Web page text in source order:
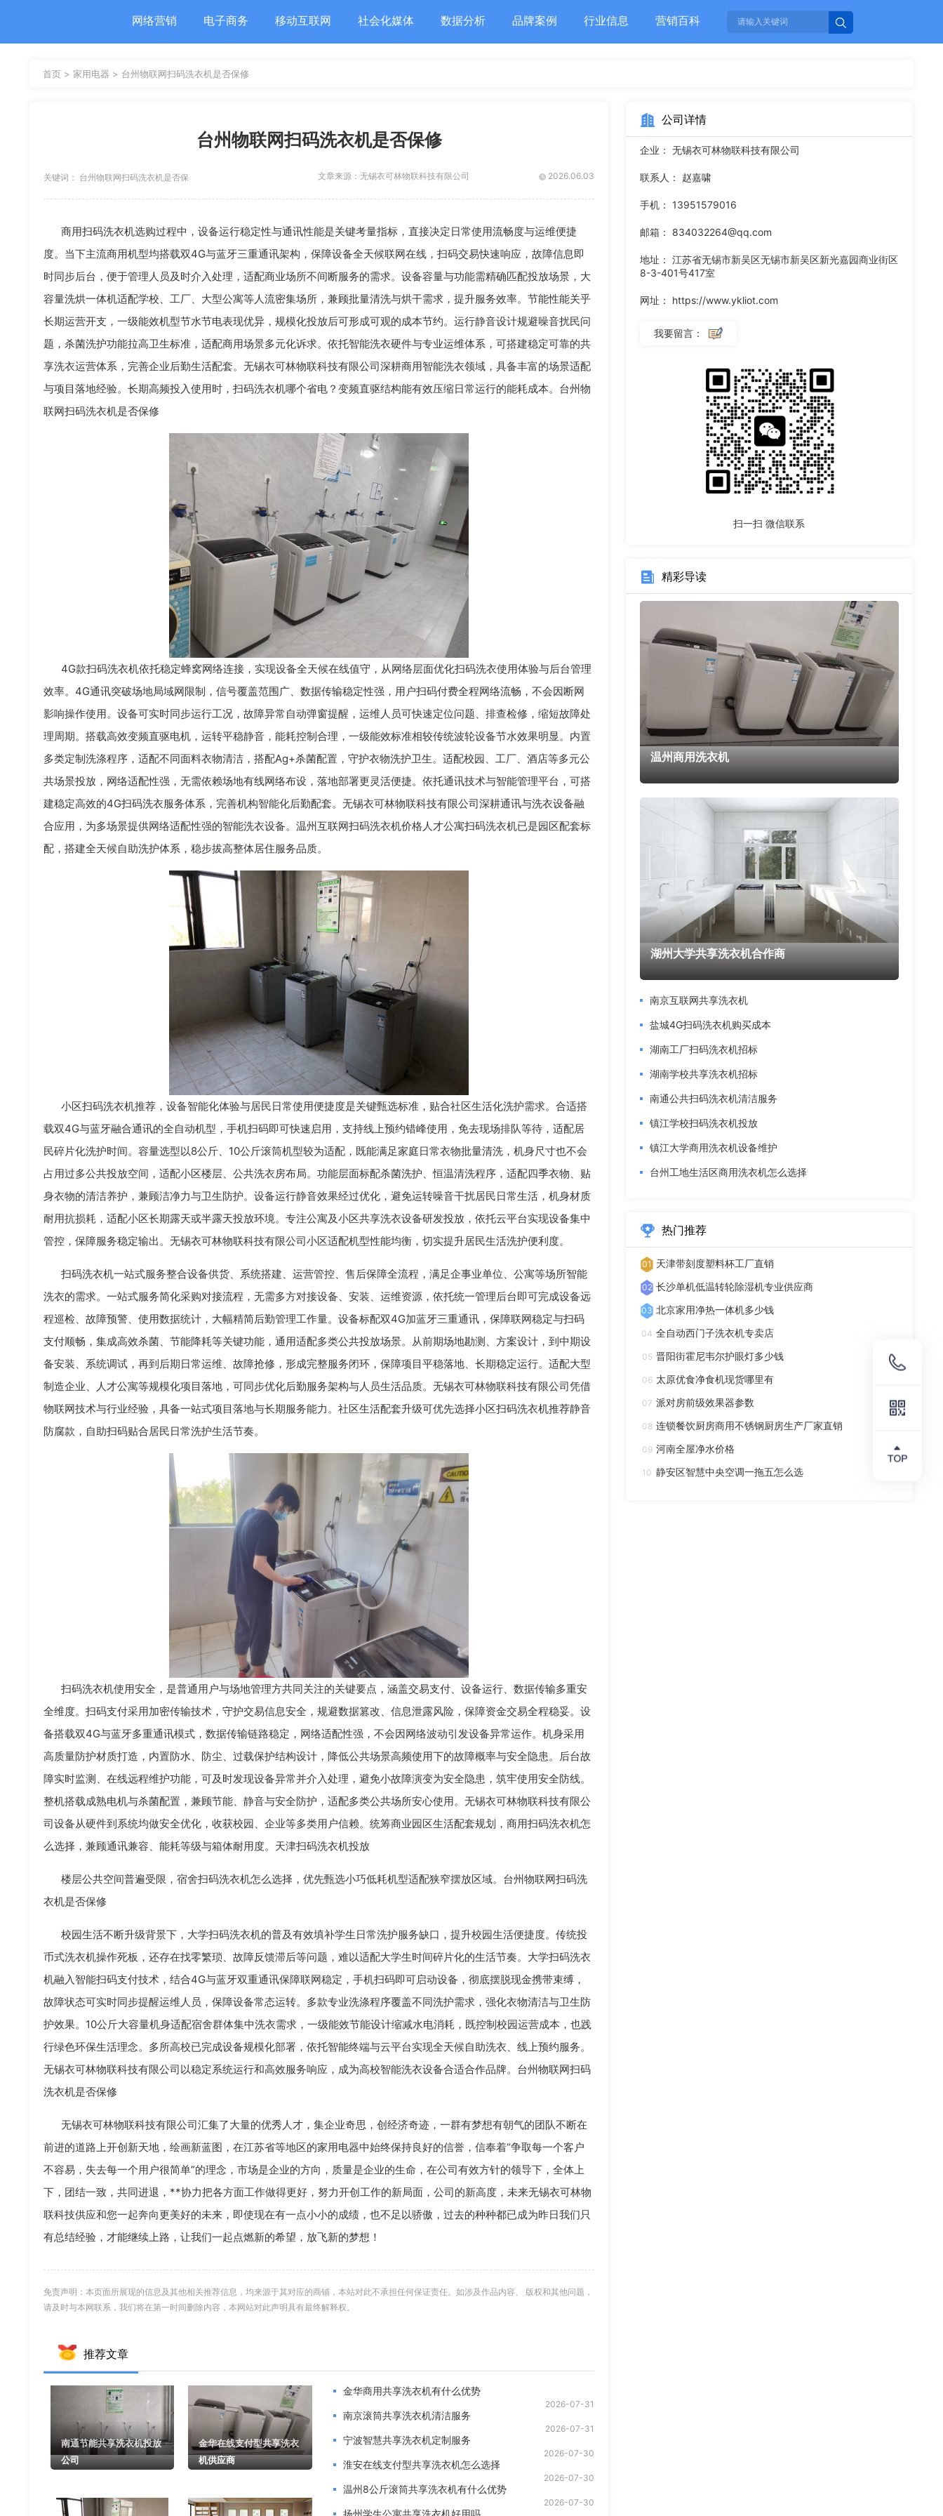
网络营销 电子商务 移动互联网 社会化媒体 数据分析 品牌案例 行业信息 营销百科
首页 > 家用电器 > 台州物联网扫码洗衣机是否保修
台州物联网扫码洗衣机是否保修
关键词： 台州物联网扫码洗衣机是否保
2026.06.03
文章来源：无锡衣可林物联科技有限公司
商用扫码洗衣机选购过程中，设备运行稳定性与通讯性能是关键考量指标，直接决定日常使用流畅度与运维便捷
度。当下主流商用机型均搭载双4G与蓝牙三重通讯架构，保障设备全天候联网在线，扫码交易快速响应，故障信息即
时同步后台，便于管理人员及时介入处理，适配商业场所不间断服务的需求。设备容量与功能需精确匹配投放场景，大
容量洗烘一体机适配学校、工厂、大型公寓等人流密集场所，兼顾批量清洗与烘干需求，提升服务效率。节能性能关乎
长期运营开支，一级能效机型节水节电表现优异，规模化投放后可形成可观的成本节约。运行静音设计规避噪音扰民问
题，杀菌洗护功能拉高卫生标准，适配商用场景多元化诉求。依托智能洗衣硬件与专业运维体系，可搭建稳定可靠的共
享洗衣运营体系，完善企业后勤生活配套。无锡衣可林物联科技有限公司深耕商用智能洗衣领域，具备丰富的场景适配
与项目落地经验。长期高频投入使用时，扫码洗衣机哪个省电？变频直驱结构能有效压缩日常运行的能耗成本。台州物
联网扫码洗衣机是否保修
4G款扫码洗衣机依托稳定蜂窝网络连接，实现设备全天候在线值守，从网络层面优化扫码洗衣使用体验与后台管理
效率。4G通讯突破场地局域网限制，信号覆盖范围广、数据传输稳定性强，用户扫码付费全程网络流畅，不会因断网
影响操作使用。设备可实时同步运行工况，故障异常自动弹窗提醒，运维人员可快速定位问题、排查检修，缩短故障处
理周期。搭载高效变频直驱电机，运转平稳静音，能耗控制合理，一级能效标准相较传统波轮设备节水效果明显。内置
多类定制洗涤程序，适配不同面料衣物清洁，搭配Ag+杀菌配置，守护衣物洗护卫生。适配校园、工厂、酒店等多元公
共场景投放，网络适配性强，无需依赖场地有线网络布设，落地部署更灵活便捷。依托通讯技术与智能管理平台，可搭
建稳定高效的4G扫码洗衣服务体系，完善机构智能化后勤配套。无锡衣可林物联科技有限公司深耕通讯与洗衣设备融
合应用，为多场景提供网络适配性强的智能洗衣设备。温州互联网扫码洗衣机价格人才公寓扫码洗衣机已是园区配套标
配，搭建全天候自助洗护体系，稳步拔高整体居住服务品质。
小区扫码洗衣机推荐，设备智能化体验与居民日常使用便捷度是关键甄选标准，贴合社区生活化洗护需求。合适搭
载双4G与蓝牙融合通讯的全自动机型，手机扫码即可快速启用，支持线上预约错峰使用，免去现场排队等待，适配居
民碎片化洗护时间。容量选型以8公斤、10公斤滚筒机型较为适配，既能满足家庭日常衣物批量清洗，机身尺寸也不会
占用过多公共投放空间，适配小区楼层、公共洗衣房布局。功能层面标配杀菌洗护、恒温清洗程序，适配四季衣物、贴
身衣物的清洁养护，兼顾洁净力与卫生防护。设备运行静音效果经过优化，避免运转噪音干扰居民日常生活，机身材质
耐用抗损耗，适配小区长期露天或半露天投放环境。专注公寓及小区共享洗衣设备研发投放，依托云平台实现设备集中
管控，保障服务稳定输出。无锡衣可林物联科技有限公司小区适配机型性能均衡，切实提升居民生活洗护便利度。
扫码洗衣机一站式服务整合设备供货、系统搭建、运营管控、售后保障全流程，满足企事业单位、公寓等场所智能
洗衣的需求。一站式服务简化采购对接流程，无需多方对接设备、安装、运维资源，依托统一管理后台即可完成设备远
程巡检、故障预警、使用数据统计，大幅精简后勤管理工作量。设备标配双4G加蓝牙三重通讯，保障联网稳定与扫码
支付顺畅，集成高效杀菌、节能降耗等关键功能，通用适配多类公共投放场景。从前期场地勘测、方案设计，到中期设
备安装、系统调试，再到后期日常运维、故障抢修，形成完整服务闭环，保障项目平稳落地、长期稳定运行。适配大型
制造企业、人才公寓等规模化项目落地，可同步优化后勤服务架构与人员生活品质。无锡衣可林物联科技有限公司凭借
物联网技术与行业经验，具备一站式项目落地与长期服务能力。社区生活配套升级可优先选择小区扫码洗衣机推荐静音
防腐款，自助扫码贴合居民日常洗护生活节奏。
扫码洗衣机使用安全，是普通用户与场地管理方共同关注的关键要点，涵盖交易支付、设备运行、数据传输多重安
全维度。扫码支付采用加密传输技术，守护交易信息安全，规避数据篡改、信息泄露风险，保障资金交易全程稳妥。设
备搭载双4G与蓝牙多重通讯模式，数据传输链路稳定，网络适配性强，不会因网络波动引发设备异常运作。机身采用
高质量防护材质打造，内置防水、防尘、过载保护结构设计，降低公共场景高频使用下的故障概率与安全隐患。后台故
障实时监测、在线远程维护功能，可及时发现设备异常并介入处理，避免小故障演变为安全隐患，筑牢使用安全防线。
整机搭载成熟电机与杀菌配置，兼顾节能、静音与安全防护，适配多类公共场所安心使用。无锡衣可林物联科技有限公
司设备从硬件到系统均做安全优化，收获校园、企业等多类用户信赖。统筹商业园区生活配套规划，商用扫码洗衣机怎
么选择，兼顾通讯兼容、能耗等级与箱体耐用度。天津扫码洗衣机投放
楼层公共空间普遍受限，宿舍扫码洗衣机怎么选择，优先甄选小巧低耗机型适配狭窄摆放区域。台州物联网扫码洗
衣机是否保修
校园生活不断升级背景下，大学扫码洗衣机的普及有效填补学生日常洗护服务缺口，提升校园生活便捷度。传统投
币式洗衣机操作死板，还存在找零繁琐、故障反馈滞后等问题，难以适配大学生时间碎片化的生活节奏。大学扫码洗衣
机融入智能扫码支付技术，结合4G与蓝牙双重通讯保障联网稳定，手机扫码即可启动设备，彻底摆脱现金携带束缚，
故障状态可实时同步提醒运维人员，保障设备常态运转。多款专业洗涤程序覆盖不同洗护需求，强化衣物清洁与卫生防
护效果。10公斤大容量机身适配宿舍群体集中洗衣需求，一级能效节能设计缩减水电消耗，既控制校园运营成本，也践
行绿色环保生活理念。多所高校已完成设备规模化部署，依托智能终端与云平台实现全天候自助洗衣、线上预约服务。
无锡衣可林物联科技有限公司以稳定系统运行和高效服务响应，成为高校智能洗衣设备合适合作品牌。台州物联网扫码
洗衣机是否保修
无锡衣可林物联科技有限公司汇集了大量的优秀人才，集企业奇思，创经济奇迹，一群有梦想有朝气的团队不断在
前进的道路上开创新天地，绘画新蓝图，在江苏省等地区的家用电器中始终保持良好的信誉，信奉着“争取每一个客户
不容易，失去每一个用户很简单”的理念，市场是企业的方向，质量是企业的生命，在公司有效方针的领导下，全体上
下，团结一致，共同进退，**协力把各方面工作做得更好，努力开创工作的新局面，公司的新高度，未来无锡衣可林物
联科技供应和您一起奔向更美好的未来，即使现在有一点小小的成绩，也不足以骄傲，过去的种种都已成为昨日我们只
有总结经验，才能继续上路，让我们一起点燃新的希望，放飞新的梦想！
免责声明：本页面所展现的信息及其他相关推荐信息，均来源于其对应的商铺，本站对此不承担任何保证责任。如涉及作品内容、 版权和其他问题，
请及时与本网联系，我们将在第一时间删除内容，本网站对此声明具有最终解释权。
推荐文章
南通节能共享洗衣机投放
公司
金华在线支付型共享洗衣
机供应商
金华商用共享洗衣机有什么优势
2026-07-31
南京滚筒共享洗衣机清洁服务
2026-07-31
宁波智慧共享洗衣机定制服务
2026-07-30
淮安在线支付型共享洗衣机怎么选择
2026-07-30
温州8公斤滚筒共享洗衣机有什么优势
2026-07-30
扬州学生公寓共享洗衣机好用吗
公司详情
企业： 无锡衣可林物联科技有限公司
联系人： 赵嘉啸
手机： 13951579016
邮箱： 834032264@qq.com
地址：
江苏省无锡市新吴区无锡市新吴区新光嘉园商业街区
8-3-401号417室
网址： https://www.ykliot.com
我要留言：
扫一扫 微信联系
精彩导读
温州商用洗衣机
湖州大学共享洗衣机合作商
南京互联网共享洗衣机
盐城4G扫码洗衣机购买成本
湖南工厂扫码洗衣机招标
湖南学校共享洗衣机招标
南通公共扫码洗衣机清洁服务
镇江学校扫码洗衣机投放
镇江大学商用洗衣机设备维护
台州工地生活区商用洗衣机怎么选择
热门推荐
01 天津带刻度塑料杯工厂直销
02 长沙单机低温转轮除湿机专业供应商
03 北京家用净热一体机多少钱
04 全自动西门子洗衣机专卖店
05 晋阳街霍尼韦尔护眼灯多少钱
06 太原优食净食机现货哪里有
07 派对房前级效果器参数
08 连锁餐饮厨房商用不锈钢厨房生产厂家直销
09 河南全屋净水价格
10 静安区智慧中央空调一拖五怎么选